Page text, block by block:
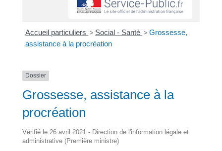
Accueil particuliers > Social - Santé > Grossesse,
assistance à la procréation
Dossier
Grossesse, assistance à la
procréation
Vérifié le 26 avril 2021 - Direction de l'information légale et
administrative (Première ministre)